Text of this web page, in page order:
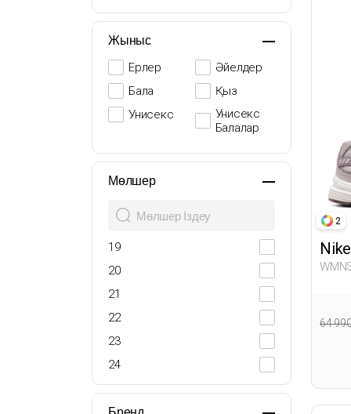
Жыныс
Ерлер
Әйелдер
Бала
Қыз
Унисекс
Унисекс
Балалар
Мөлшер
19
20
21
22
23
24
25
2
Nike
WMNS INITIATOR BEIGE
64